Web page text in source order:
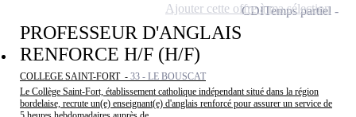
PROFESSEUR D'ANGLAIS
RENFORCE H/F (H/F)
COLLEGE SAINT-FORT - 33 - LE BOUSCAT
Le Collège Saint-Fort, établissement catholique indépendant situé dans la région
bordelaise, recrute un(e) enseignant(e) d'anglais renforcé pour assurer un service de
CDITemps partiel
Ajouter cette offre à ma sélection